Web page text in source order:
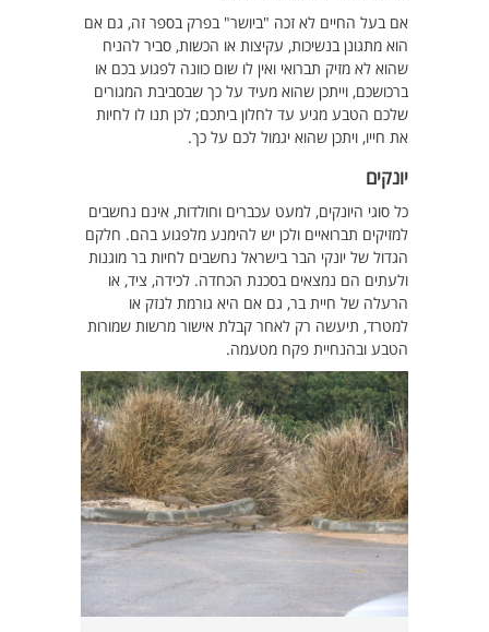
אם בעל החיים לא זכה "ביושר" בפרק בספר זה, גם אם
הוא מתגונן בנשיכות, עקיצות או הכשות, סביר להניח
שהוא לא מזיק תברואי ואין לו שום כוונה לפגוע בכם או
ברכושכם, וייתכן שהוא מעיד על כך שבסביבת המגורים
שלכם הטבע מגיע עד לחלון ביתכם; לכן תנו לו לחיות
את חייו, ויתכן שהוא יגמול לכם על כך.
יונקים
כל סוגי היונקים, למעט עכברים וחולדות, אינם נחשבים
למזיקים תברואיים ולכן יש להימנע מלפגוע בהם. חלקם
הגדול של יונקי הבר בישראל נחשבים לחיות בר מוגנות
ולעתים הם נמצאים בסכנת הכחדה. לכידה, ציד, או
הרעלה של חיית בר, גם אם היא גורמת לנזק או
למטרד, תיעשה רק לאחר קבלת אישור מרשות שמורות
הטבע ובהנחיית פקח מטעמה.